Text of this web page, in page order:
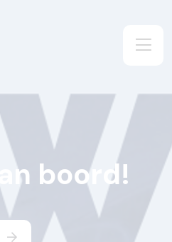
boord!